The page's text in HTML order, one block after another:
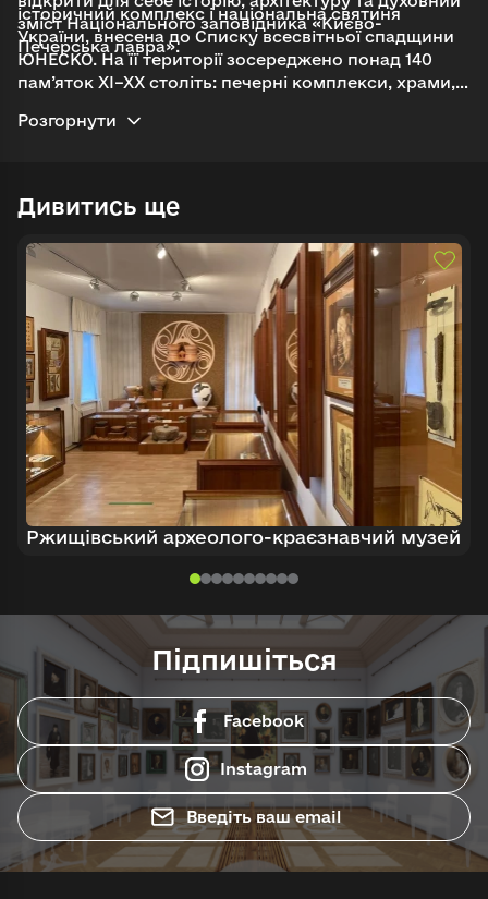
Пошук
Увійти в emuseum.ua
Продовжити з email
зміст Національного заповідника «Києво-
Печерська лавра».
історичний комплекс і національна святиня
України, внесена до Списку всесвітньої спадщини
ЮНЕСКО. На її території зосереджено понад 140
пам’яток XI–XX століть: печерні комплекси, храми,
Заснована в XI столітті в самому серці Києва, лавра
допоможе побачити цей простір як живу історію,
де через архітектуру, святині та символи
розкривається глибина культурної й духовної
спадщини України.
Розгорнути
Дивитись ще
Ржищівський археолого-краєзнавчий музей
Підпишіться
Facebook
Instagram
Введіть ваш email